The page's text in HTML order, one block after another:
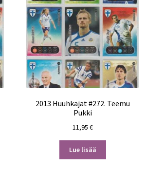
2013 Huuhkajat #272. Teemu
Pukki
11,95 €
Lue lisää